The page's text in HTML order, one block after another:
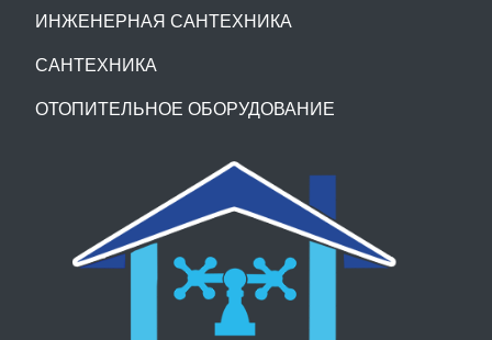
ИНЖЕНЕРНАЯ САНТЕХНИКА
САНТЕХНИКА
ОТОПИТЕЛЬНОЕ ОБОРУДОВАНИЕ